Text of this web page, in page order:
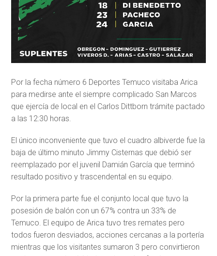
Por la fecha número 6 Deportes Temuco visitaba Arica
para medirse ante el siempre complicado San Marcos
que ejercía de local en el Carlos Dittborn trámite pactado
a las 12:30 horas.
El único inconveniente que tuvo el cuadro albiverde fue la
baja de último minuto Jimmy Cisternas que debió ser
reemplazado por el juvenil Damián García que terminó
resultado positivo y trascendental en su equipo.
Por la primera parte fue el conjunto local que tuvo la
posesión de balón con un 67% contra un 33% de
Temuco. El equipo de Arica tuvo tres remates pero
todos fueron desviados, acciones cercanas a la portería
mientras que los visitantes sumaron 3 pero convirtieron